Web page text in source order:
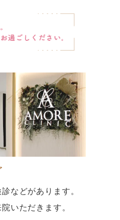
などがあります。
いただきます。